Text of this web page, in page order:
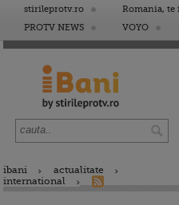
stirileprotv.ro Romania, te
PROTV NEWS
VOYO
ibani
actualitate
international